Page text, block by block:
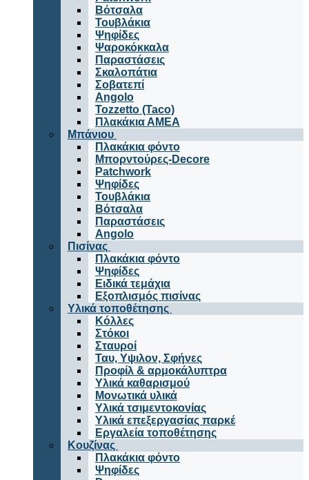
Βότσαλα
Τουβλάκια
Ψηφίδες
Ψαροκόκκαλα
Παραστάσεις
Σκαλοπάτια
Σοβατεπί
Angolo
Tozzetto (Taco)
Πλακάκια ΑΜΕΑ
Μπάνιου
Πλακάκια φόντο
Μπορντούρες-Decore
Patchwork
Ψηφίδες
Τουβλάκια
Βότσαλα
Παραστάσεις
Angolo
Πισίνας
Πλακάκια φόντο
Ψηφίδες
Ειδικά τεμάχια
Εξοπλισμός πισίνας
Υλικά τοποθέτησης
Κόλλες
Στόκοι
Σταυροί
Ταυ, Υψιλον, Σφήνες
Προφίλ & αρμοκάλυπτρα
Υλικά καθαρισμού
Μονωτικά υλικά
Υλικά τσιμεντοκονίας
Υλικά επεξεργασίας παρκέ
Εργαλεία τοποθέτησης
Κουζίνας
Πλακάκια φόντο
Ψηφίδες